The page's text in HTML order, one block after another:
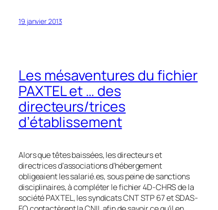
19 janvier 2013
Les mésaventures du fichier
PAXTEL et … des
directeurs/trices
d’établissement
Alors que têtes baissées, les directeurs et
directrices d’associations d’hébergement
obligeaient les salarié.es, sous peine de sanctions
disciplinaires, à compléter le fichier 4D-CHRS de la
société PAXTEL, les syndicats CNT STP 67 et SDAS-